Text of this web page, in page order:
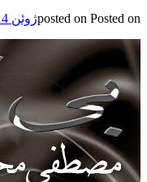
posted on Posted on ژوئن 14, 2017